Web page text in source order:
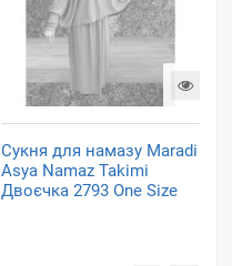
Сукня для намазу Maradi
Asya Namaz Takimi
Двоєчка 2793 One Size